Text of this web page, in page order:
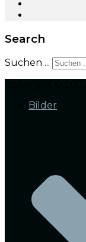
Search
Suchen ...
Bilder